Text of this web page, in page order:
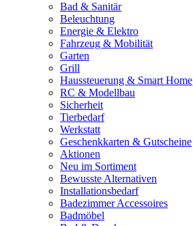
Bad & Sanitär
Beleuchtung
Energie & Elektro
Fahrzeug & Mobilität
Garten
Grill
Haussteuerung & Smart Home
RC & Modellbau
Sicherheit
Tierbedarf
Werkstatt
Geschenkkarten & Gutscheine
Aktionen
Neu im Sortiment
Bewusste Alternativen
Installationsbedarf
Badezimmer Accessoires
Badmöbel